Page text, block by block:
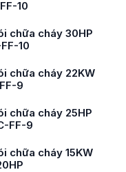
10
chữa cháy 30HP
10
chữa cháy 22KW
9
chữa cháy 25HP
FF-9
chữa cháy 15KW